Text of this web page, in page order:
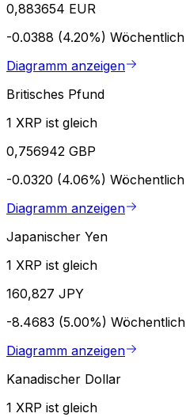
0,883654 EUR
-0.0388 (4.20%) Wöchentlich
Diagramm anzeigen
Britisches Pfund
1 XRP ist gleich
0,756942 GBP
-0.0320 (4.06%) Wöchentlich
Diagramm anzeigen
Japanischer Yen
1 XRP ist gleich
160,827 JPY
-8.4683 (5.00%) Wöchentlich
Diagramm anzeigen
Kanadischer Dollar
1 XRP ist gleich